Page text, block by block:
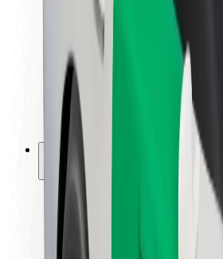
Investorrelasjoner
Ledelse
Merkevare
Media
Urban Fund
Sikkerhet
Sikkerhet for passasjer
Sjåførsikkerhet
Sikkerhet for sparkesykler